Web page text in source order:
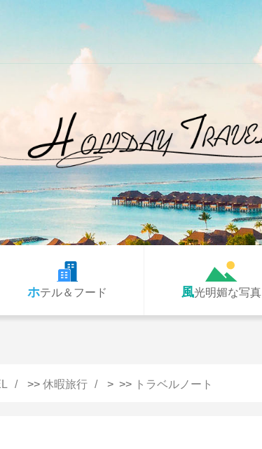
ホテル＆フード 風光明媚な写真
>> 休暇旅行 > >> トラベルノート